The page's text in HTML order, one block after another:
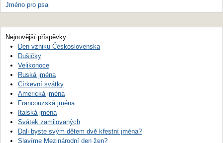
Jméno pro psa
Nejnovější příspěvky
Den vzniku Československa
Dušičky
Velikonoce
Ruská jména
Církevní svátky
Americká jména
Francouzská jména
Italská jména
Svátek zamilovaných
Dali byste svým dětem dvě křestní jména?
Slavíme Mezinárodní den žen?